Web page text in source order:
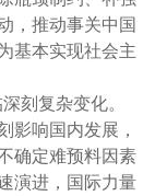
，推动事关中国
基本实现社会主
刻复杂变化。
影响国内发展，
确定难预料因素
演进，国际力量